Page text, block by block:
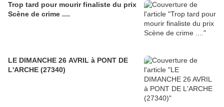
Trop tard pour mourir finaliste du prix
Scène de crime ....
LE DIMANCHE 26 AVRIL à PONT DE
L'ARCHE (27340)